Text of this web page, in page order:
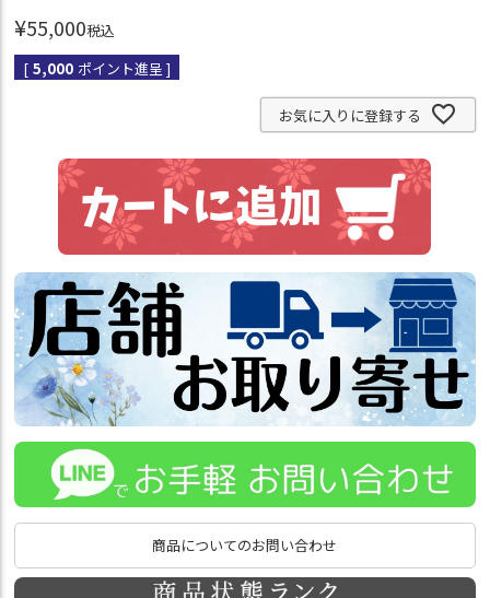
¥55,000税込
[ 5,000 ポイント進呈 ]
お気に入りに登録する
商品についてのお問い合わせ